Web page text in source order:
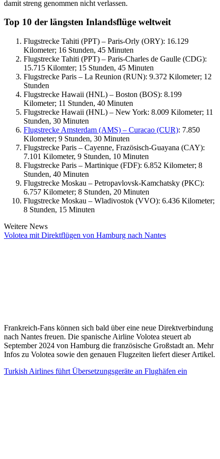
damit streng genommen nicht verlassen.
Top 10 der längsten Inlandsflüge weltweit
Flugstrecke Tahiti (PPT) – Paris-Orly (ORY): 16.129
Kilometer; 16 Stunden, 45 Minuten
Flugstrecke Tahiti (PPT) – Paris-Charles de Gaulle (CDG):
15.715 Kilomter; 15 Stunden, 45 Minuten
Flugstrecke Paris – La Reunion (RUN): 9.372 Kilometer; 12
Stunden
Flugstrecke Hawaii (HNL) – Boston (BOS): 8.199
Kilometer; 11 Stunden, 40 Minuten
Flugstrecke Hawaii (HNL) – New York: 8.009 Kilometer; 11
Stunden, 30 Minuten
Flugstrecke Amsterdam (AMS) – Curacao (CUR): 7.850
Kilometer; 9 Stunden, 30 Minuten
Flugstrecke Paris – Cayenne, Frazösisch-Guayana (CAY):
7.101 Kilometer, 9 Stunden, 10 Minuten
Flugstrecke Paris – Martinique (FDF): 6.852 Kilometer; 8
Stunden, 40 Minuten
Flugstrecke Moskau – Petropavlovsk-Kamchatsky (PKC):
6.757 Kilometer; 8 Stunden, 20 Minuten
Flugstrecke Moskau – Wladivostok (VVO): 6.436 Kilometer;
8 Stunden, 15 Minuten
Weitere News
Volotea mit Direktflügen von Hamburg nach Nantes
Frankreich-Fans können sich bald über eine neue Direktverbindung
nach Nantes freuen. Die spanische Airline Volotea steuert ab
September 2024 von Hamburg die französische Großstadt an. Mehr
Infos zu Volotea sowie den genauen Flugzeiten liefert dieser Artikel.
Turkish Airlines führt Übersetzungsgeräte an Flughäfen ein